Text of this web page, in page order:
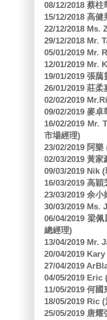
08/12/2018 蔡
15/12/2018 高
22/12/2018 Ms.
29/12/2018 Mr.
05/01/2019 Mr.
12/01/2019 Mr.
19/01/2019 張
26/01/2019 莊
02/02/2019
09/02/2019 麥
16/02/2019 Mr.
市場經理)
23/02/2019 阿
02/03/2019 黃
09/03/2019 Nik
16/03/2019 高
23/03/2019 余
30/03/2019 Ms.
06/04/2019 梁
總經理)
13/04/2019 Mr.
20/04/2019
27/04/2019
04/05/2019 Eric
11/05/2019 何
18/05/2019 Ric
25/05/2019 唐